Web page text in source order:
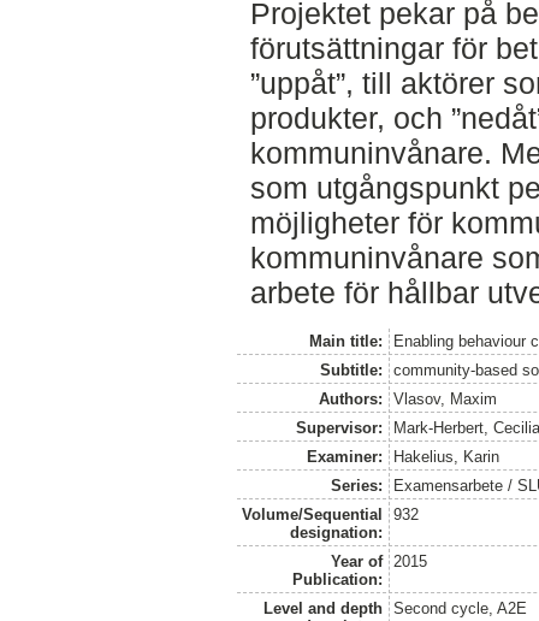
Projektet pekar på
förutsättningar för
”uppåt”, till aktörer
produkter, och
kommuninvånare.
som utgångspunkt
möjligheter för
kommuninvånare
arbete för hållbar
Main title:
Enabling behaviour
Subtitle:
community-based
Authors:
Vlasov, Maxim
Supervisor:
Mark-Herbert,
Examiner:
Hakelius, Karin
Series:
Examensarbete /
Volume/Sequential
designation:
932
Year of
Publication:
2015
Level and depth
Second cycle, A2E